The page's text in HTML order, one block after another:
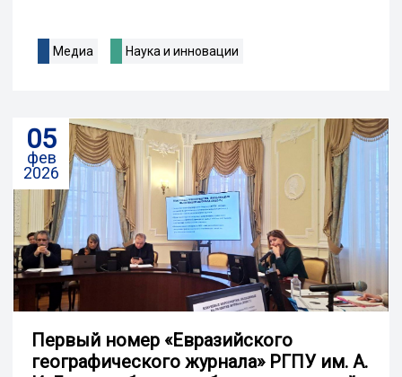
Медиа Наука и инновации
05
фев
2026
Первый номер «Евразийского
географического журнала» РГПУ им. А.